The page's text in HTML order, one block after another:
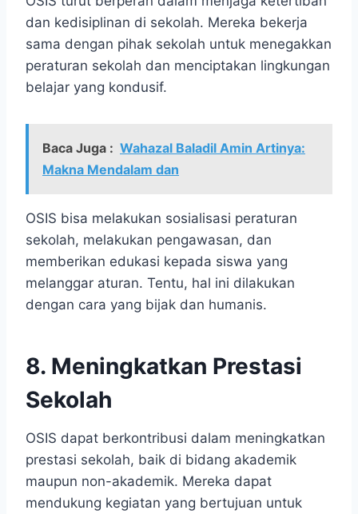
dan kedisiplinan di sekolah. Mereka bekerja
sama dengan pihak sekolah untuk menegakkan
peraturan sekolah dan menciptakan lingkungan
belajar yang kondusif.
Baca Juga : Wahazal Baladil Amin Artinya:
Makna Mendalam dan
OSIS bisa melakukan sosialisasi peraturan
sekolah, melakukan pengawasan, dan
memberikan edukasi kepada siswa yang
melanggar aturan. Tentu, hal ini dilakukan
dengan cara yang bijak dan humanis.
8. Meningkatkan Prestasi
Sekolah
OSIS dapat berkontribusi dalam meningkatkan
prestasi sekolah, baik di bidang akademik
maupun non-akademik. Mereka dapat
mendukung kegiatan yang bertujuan untuk